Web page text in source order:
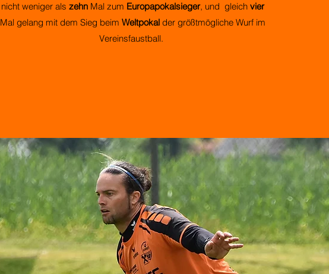
nicht weniger als zehnMal zum Europapokalsieger, und gleich vier
Mal gelang mit dem Sieg beim Weltpokal der größtmögliche Wurf im
Vereinsfaustball.